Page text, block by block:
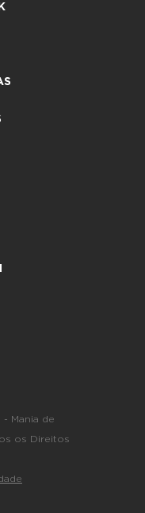
- Mania de
os Direitos